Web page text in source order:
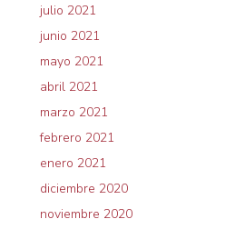
julio 2021
junio 2021
mayo 2021
abril 2021
marzo 2021
febrero 2021
enero 2021
diciembre 2020
noviembre 2020